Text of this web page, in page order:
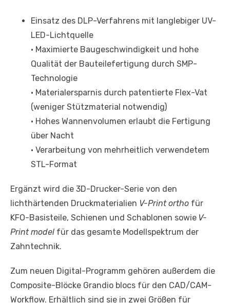
Einsatz des DLP-Verfahrens mit langlebiger UV-
LED-Lichtquelle
• Maximierte Baugeschwindigkeit und hohe
Qualität der Bauteilefertigung durch SMP-
Technologie
• Materialersparnis durch patentierte Flex-Vat
(weniger Stützmaterial notwendig)
• Hohes Wannenvolumen erlaubt die Fertigung
über Nacht
• Verarbeitung von mehrheitlich verwendetem
STL-Format
Ergänzt wird die 3D-Drucker-Serie von den
lichthärtenden Druckmaterialien V-Print ortho für
KFO-Basisteile, Schienen und Schablonen sowie V-
Print model für das gesamte Modellspektrum der
Zahntechnik.
Zum neuen Digital-Programm gehören außerdem die
Composite-Blöcke Grandio blocs für den CAD/CAM-
Workflow. Erhältlich sind sie in zwei Größen für